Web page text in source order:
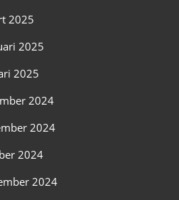
2025
2025
2025
2024
2024
2024
2024